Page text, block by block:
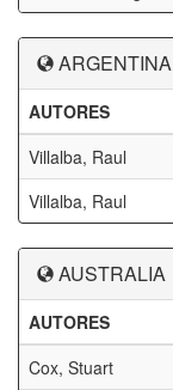
ARGENTINA
AUTORES
Villalba, Raul
Villalba, Raul
AUSTRALIA
AUTORES
Cox, Stuart